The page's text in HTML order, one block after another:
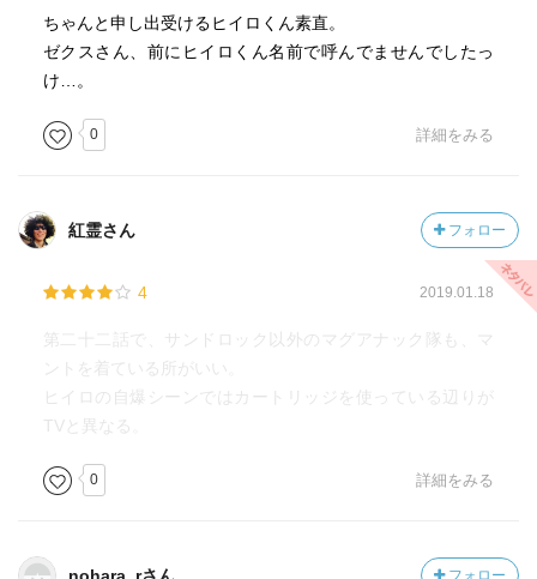
ちゃんと申し出受けるヒイロくん素直。
ゼクスさん、前にヒイロくん名前で呼んでませんでしたっ
け…。
0 詳細をみる
紅霊さん フォロー
4 2019.01.18
第二十二話で、サンドロック以外のマグアナック隊も、マ
ントを着ている所がいい。
ヒイロの自爆シーンではカートリッジを使っている辺りが
TVと異なる。
0 詳細をみる
フォロー